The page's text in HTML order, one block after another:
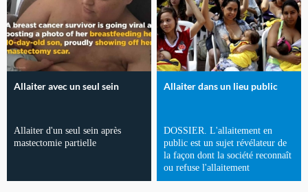
Allaiter avec un seul sein
Allaiter d'un seul sein après
mastectomie partielle
Allaiter dans un lieu public
DOSSIER. L'allaitement en
public est un sujet révélateur de
la façon dont la société reconnaît
ou refuse l'allaitement